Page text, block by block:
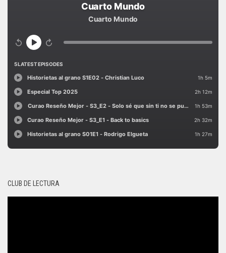
CLUB DE LECTURA